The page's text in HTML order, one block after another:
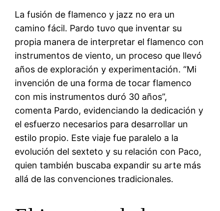
La fusión de flamenco y jazz no era un
camino fácil. Pardo tuvo que inventar su
propia manera de interpretar el flamenco con
instrumentos de viento, un proceso que llevó
años de exploración y experimentación. “Mi
invención de una forma de tocar flamenco
con mis instrumentos duró 30 años”,
comenta Pardo, evidenciando la dedicación y
el esfuerzo necesarios para desarrollar un
estilo propio. Este viaje fue paralelo a la
evolución del sexteto y su relación con Paco,
quien también buscaba expandir su arte más
allá de las convenciones tradicionales.